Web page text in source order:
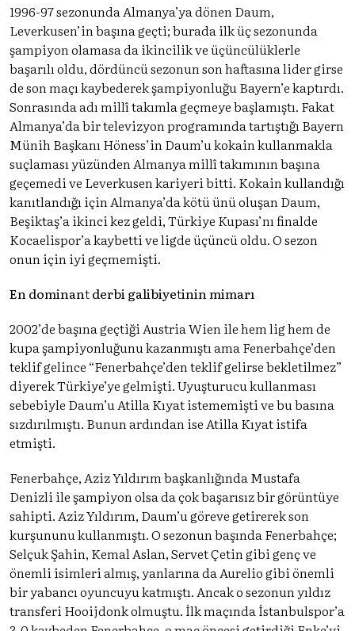
1996-97 sezonunda Almanya’ya dönen Daum,
Leverkusen’in başına geçti; burada ilk üç sezonunda
şampiyon olamasa da ikincilik ve üçüncülüklerle
başarılı oldu, dördüncü sezonun son haftasına lider girse
de son maçı kaybederek şampiyonluğu Bayern’e kaptırdı.
Sonrasında adı millî takımla geçmeye başlamıştı. Fakat
Almanya’da bir televizyon programında tartıştığı Bayern
Münih Başkanı Höness’in Daum’u kokain kullanmakla
suçlaması yüzünden Almanya millî takımının başına
geçemedi ve Leverkusen kariyeri bitti. Kokain kullandığı
kanıtlandığı için Almanya’da kötü ünü oluşan Daum,
Beşiktaş’a ikinci kez geldi, Türkiye Kupası’nı finalde
Kocaelispor’a kaybetti ve ligde üçüncü oldu. O sezon
onun için iyi geçmemişti.
En dominant derbi galibiyetinin mimarı
2002’de başına geçtiği Austria Wien ile hem lig hem de
kupa şampiyonluğunu kazanmıştı ama Fenerbahçe’den
teklif gelince “Fenerbahçe’den teklif gelirse bekletilmez”
diyerek Türkiye’ye gelmişti. Uyuşturucu kullanması
sebebiyle Daum’u Atilla Kıyat istememişti ve bu basına
sızdırılmıştı. Bunun ardından ise Atilla Kıyat istifa
etmişti.
Fenerbahçe, Aziz Yıldırım başkanlığında Mustafa
Denizli ile şampiyon olsa da çok başarısız bir görüntüye
sahipti. Aziz Yıldırım, Daum’u göreve getirerek son
kurşununu kullanmıştı. O sezonun başında Fenerbahçe;
Selçuk Şahin, Kemal Aslan, Servet Çetin gibi genç ve
önemli isimleri almış, yanlarına da Aurelio gibi önemli
bir yabancı oyuncuyu katmıştı. Ancak o sezonun yıldız
transferi Hooijdonk olmuştu. İlk maçında İstanbulspor’a